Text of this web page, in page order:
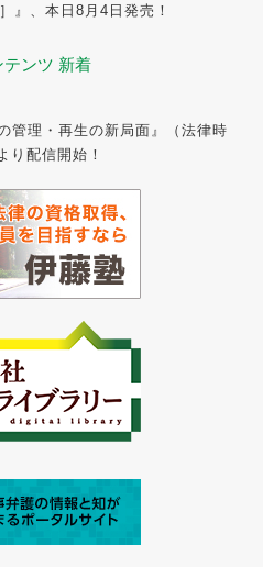
』、本日8月4日発売！
ンツ 新着
管理・再生の新局面』（法律時
り配信開始！